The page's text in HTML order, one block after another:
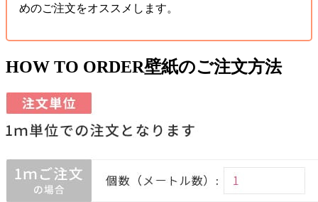
めのご注文をオススメします。
HOW TO ORDER壁紙のご注文方法